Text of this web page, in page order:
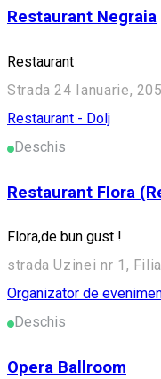
Restaurant Negraia
Restaurant
Strada 24 Ianuarie,
Restaurant - Dolj
Deschis
Restaurant Flora
Flora,de bun gust !
strada Uzinei nr 1,
Organizator de
Deschis
Opera Ballroom